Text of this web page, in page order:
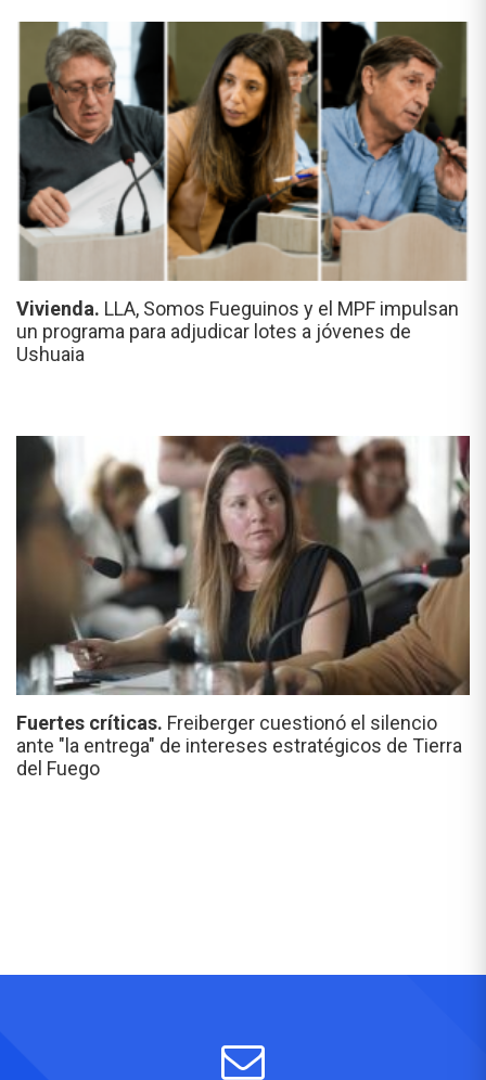
Vivienda. LLA, Somos Fueguinos y el MPF impulsan
un programa para adjudicar lotes a jóvenes de
Ushuaia
Fuertes críticas. Freiberger cuestionó el silencio
ante "la entrega" de intereses estratégicos de Tierra
del Fuego